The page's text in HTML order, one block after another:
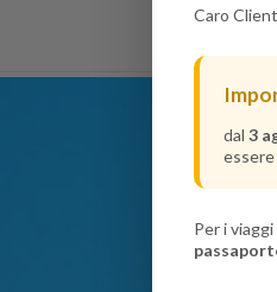
Caro
dal 3
Per i